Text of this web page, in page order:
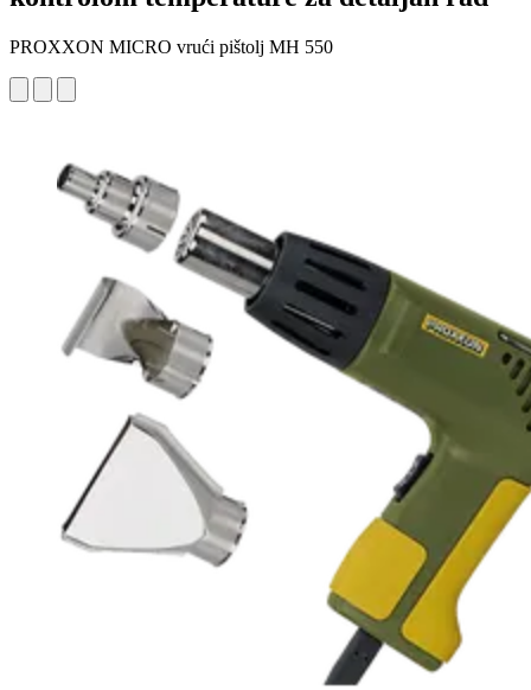
PROXXON MICRO vrući pištolj MH 550